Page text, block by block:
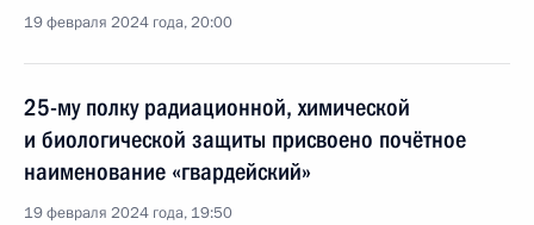
19 февраля 2024 года, 20:00
25-му полку радиационной, химической
и биологической защиты присвоено почётное
наименование «гвардейский»
19 февраля 2024 года, 19:50